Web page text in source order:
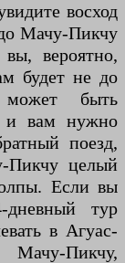
восход
Мачу-Пикчу
вероятно,
будет не до
быть
и вам нужно
поезд,
Пикчу целый
Если вы
тур
в Агуас-
Мачу-Пикчу,